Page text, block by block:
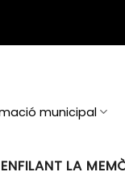
municipal
LA